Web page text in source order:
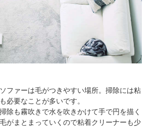
ファーは毛がつきやすい場所。掃除には粘
必要なことが多いです。
除も霧吹きで水を吹きかけて手で円を描く
がまとまっていくので粘着クリーナーも少
フォロー
pecocats
ねこ部をフォロー
アプリをダウンロードする